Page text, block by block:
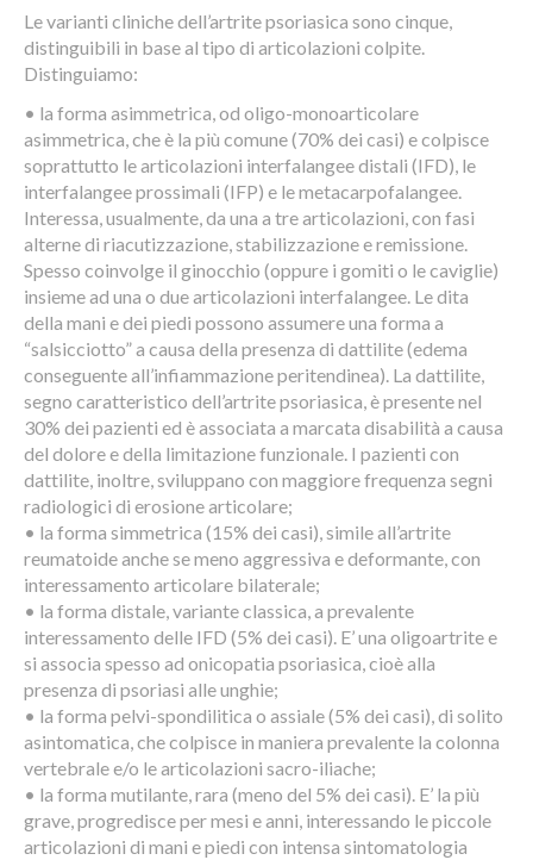
Le varianti cliniche dell’artrite psoriasica sono cinque,
distinguibili in base al tipo di articolazioni colpite.
Distinguiamo:
• la forma asimmetrica, od oligo-monoarticolare
asimmetrica, che è la più comune (70% dei casi) e colpisce
soprattutto le articolazioni interfalan­gee distali (IFD), le
interfalangee prossimali (IFP) e le metacarpofalangee.
Interessa, usualmente, da una a tre articolazioni, con fasi
alterne di ria­cutizzazione, stabilizzazione e remissione.
Spesso coinvolge il ginocchio (oppure i gomiti o le caviglie)
insieme ad una o due articolazioni inter­falangee. Le dita
della mani e dei piedi possono assumere una forma a
“salsicciotto” a causa della presenza di dattilite (edema
conseguente all’infiammazione peritendinea). La dattilite,
segno caratteristico dell’artrite psoriasica, è presente nel
30% dei pazienti ed è associata a marcata disabilità a causa
del dolo­re e della limitazione funzionale. I pazienti con
dattilite, inoltre, sviluppa­no con maggiore frequenza segni
radiologici di erosione articolare;
• la forma simmetrica (15% dei casi), simile all’artrite
reumatoide anche se meno aggressiva e deformante, con
interessamento articolare bilaterale;
• la forma distale, variante classica, a prevalente
interessamento delle IFD (5% dei casi). E’ una oligoartrite e
si associa spesso ad onicopatia psoriasica, cioè alla
presenza di psoriasi alle unghie;
• la forma pelvi-spondilitica o assiale (5% dei casi), di solito
asintomatica, che colpisce in maniera prevalente la colonna
vertebrale e/o le articola­zioni sacro-iliache;
• la forma mutilante, rara (meno del 5% dei casi). E’ la più
grave, progredisce per mesi e anni, interessando le piccole
articolazioni di mani e piedi con intensa sintomatologia